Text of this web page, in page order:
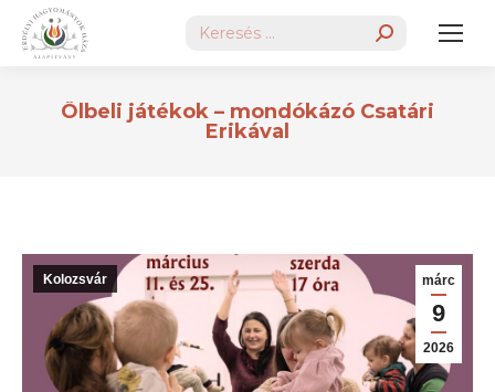
Search:
Ölbeli játékok – mondókázó Csatári
Erikával
márc
9
2026
Kolozsvár